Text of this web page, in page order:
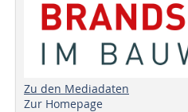
Zu den Mediadaten
Zur Homepage